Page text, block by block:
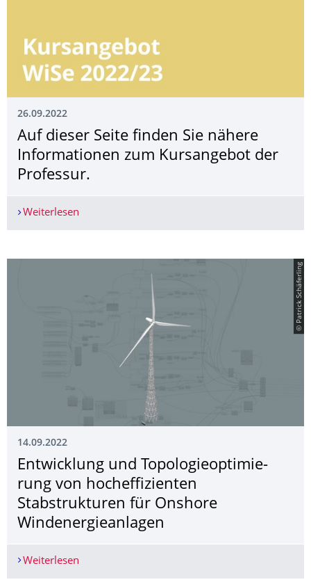
26.09.2022
Auf dieser Seite finden Sie nähere
Informationen zum Kursangebot der
Professur.
Weiterlesen
© Patrick Schäferling
14.09.2022
Entwicklung und Topologieoptimie­
rung von hocheffizienten
Stabstrukturen für Onshore
Windenergieanlagen
Weiterlesen